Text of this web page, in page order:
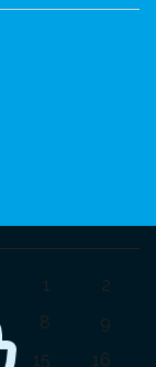
1
2
8
9
15 16